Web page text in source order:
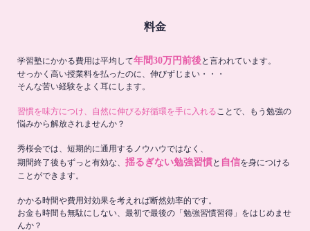
料金
学習塾にかかる費用は平均して年間30万円前後と言われています。
せっかく高い授業料を払ったのに、伸びずじまい・・・
そんな苦い経験をよく耳にします。
習慣を味方につけ、自然に伸びる好循環を手に入れる ことで、もう勉強の
悩みから解放されませんか？
秀桜会では、短期的に通用するノウハウではなく、
期間終了後もずっと有効な、 揺るぎない勉強習慣と 自信を身につける
ことができます。
かかる時間や費用対効果を考えれば断然効率的です。
お金も時間も無駄にしない、最初で最後の「勉強習慣習得」をはじめませ
んか？